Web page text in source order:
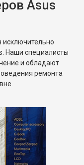
Asus
исключительно
Наши специалисты
и обладают
ремонта